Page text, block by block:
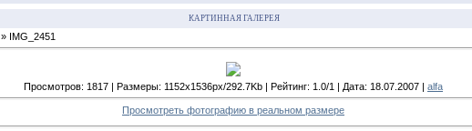
КАРТИННАЯ ГАЛЕРЕЯ
» IMG_2451
Просмотров: 1817 | Размеры: 1152x1536px/292.7Kb | Рейтинг: 1.0/1 | Дата: 18.07.2007 | alfa
Просмотреть фотографию в реальном размере